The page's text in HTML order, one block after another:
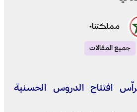
مملكتنا•
جميع المقالات
افتتاح الدروس الحسنية